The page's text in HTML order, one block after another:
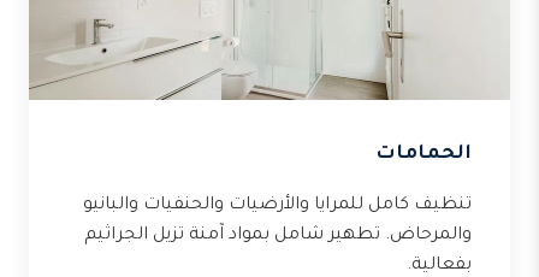
الحمامات
تنظيف كامل للمرايا والأرضيات والحنفيات والبانيو
والمرحاض. تطهير شامل بمواد آمنة تزيل الجراثيم
بفعالية.